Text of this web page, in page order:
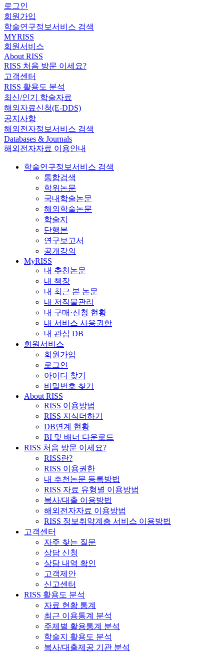
로그인
회원가입
학술연구정보서비스 검색
MYRISS
회원서비스
About RISS
RISS 처음 방문 이세요?
고객센터
RISS 활용도 분석
최신/인기 학술자료
해외자료신청(E-DDS)
공지사항
해외전자정보서비스 검색
Databases & Journals
해외전자자료 이용안내
학술연구정보서비스 검색
통합검색
학위논문
국내학술논문
해외학술논문
학술지
단행본
연구보고서
공개강의
MyRISS
내 추천논문
내 책장
내 최근 본 논문
내 저작물관리
내 구매·신청 현황
내 서비스 사용권한
내 관심 DB
회원서비스
회원가입
로그인
아이디 찾기
비밀번호 찾기
About RISS
RISS 이용방법
RISS 지식더하기
DB연계 현황
BI 및 배너 다운로드
RISS 처음 방문 이세요?
RISS란?
RISS 이용권한
내 추천논문 등록방법
RISS 자료 유형별 이용방법
복사/대출 이용방법
해외전자자료 이용방법
RISS 정보취약계층 서비스 이용방법
고객센터
자주 찾는 질문
상담 신청
상담 내역 확인
고객제안
신고센터
RISS 활용도 분석
자료 현황 통계
최근 이용통계 분석
주제별 활용통계 분석
학술지 활용도 분석
복사/대출제공 기관 분석